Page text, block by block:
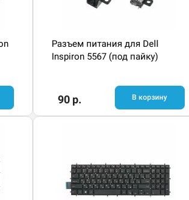
Разъем питания для Dell
Inspiron 5567 (под пайку)
90 р. В корзину